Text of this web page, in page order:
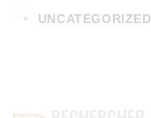
UNCATEGORIZED